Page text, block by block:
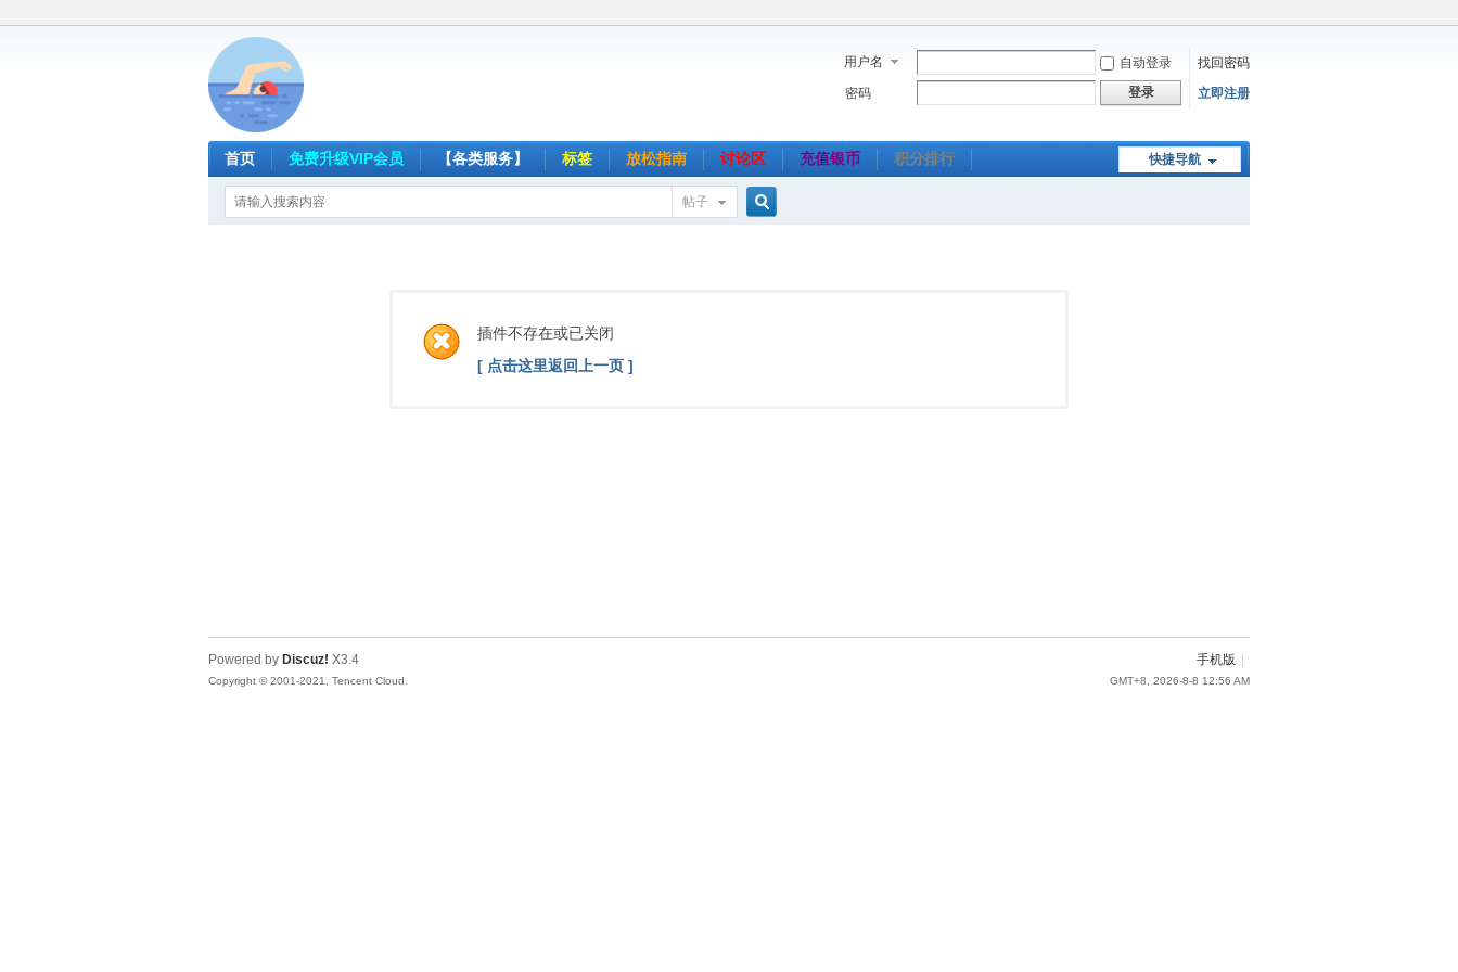
用户名 自动登录
找回密码
密码
登录 立即注册
快捷导航
首页 免费升级VIP会员 【各类服务】 标签 放松指南 讨论区 充值银币 积分排行
帖子
插件不存在或已关闭
[ 点击这里返回上一页 ]
手机版
GMT+8, 2026-8-8 12:56 AM
Powered by Discuz! X3.4
Copyright © 2001-2021, Tencent Cloud.